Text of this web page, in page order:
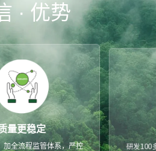
· 优势
量更稳定
加全流程监管体系，严控
研发100